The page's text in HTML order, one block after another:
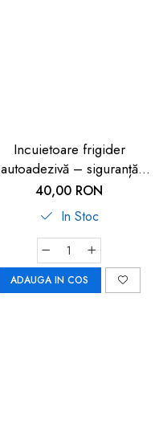
Incuietoare frigider
autoadezivă – siguranță
copii 2 buc
40,00 RON
In Stoc
ADAUGA IN COS